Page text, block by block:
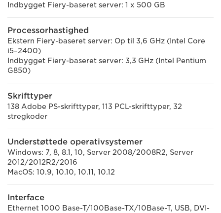
Indbygget Fiery-baseret server: 1 x 500 GB
Processorhastighed
Ekstern Fiery-baseret server: Op til 3,6 GHz (Intel Core
i5–2400)
Indbygget Fiery-baseret server: 3,3 GHz (Intel Pentium
G850)
Skrifttyper
138 Adobe PS-skrifttyper, 113 PCL-skrifttyper, 32
stregkoder
Understøttede operativsystemer
Windows: 7, 8, 8.1, 10, Server 2008/2008R2, Server
2012/2012R2/2016
MacOS: 10.9, 10.10, 10.11, 10.12
Interface
Ethernet 1000 Base-T/100Base-TX/10Base-T, USB, DVI-